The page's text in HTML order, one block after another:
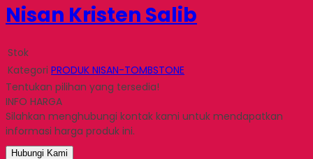
Nisan Kristen Salib
Stok
Kategori PRODUK NISAN-TOMBSTONE
Tentukan pilihan yang tersedia!
INFO HARGA
Silahkan menghubungi kontak kami untuk mendapatkan
informasi harga produk ini.
Hubungi Kami